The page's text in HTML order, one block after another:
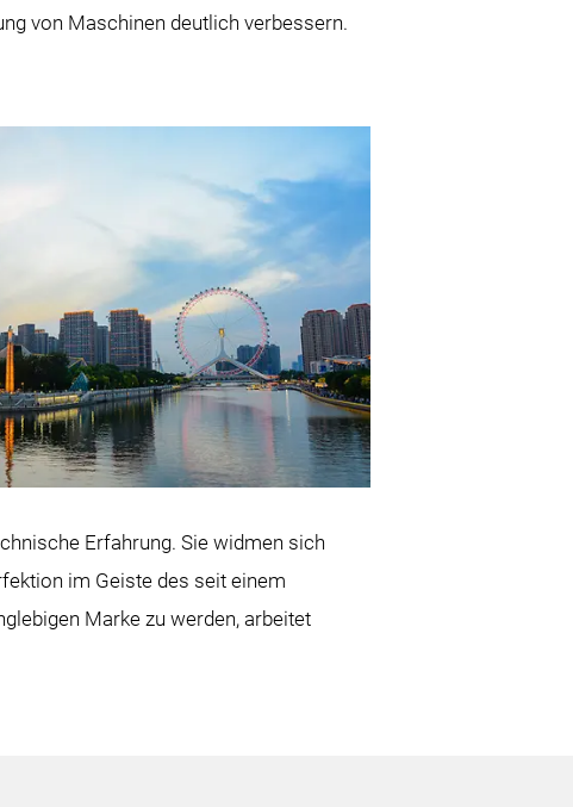
von Maschinen deutlich verbessern.
Erfahrung. Sie widmen sich
im Geiste des seit einem
Marke zu werden, arbeitet